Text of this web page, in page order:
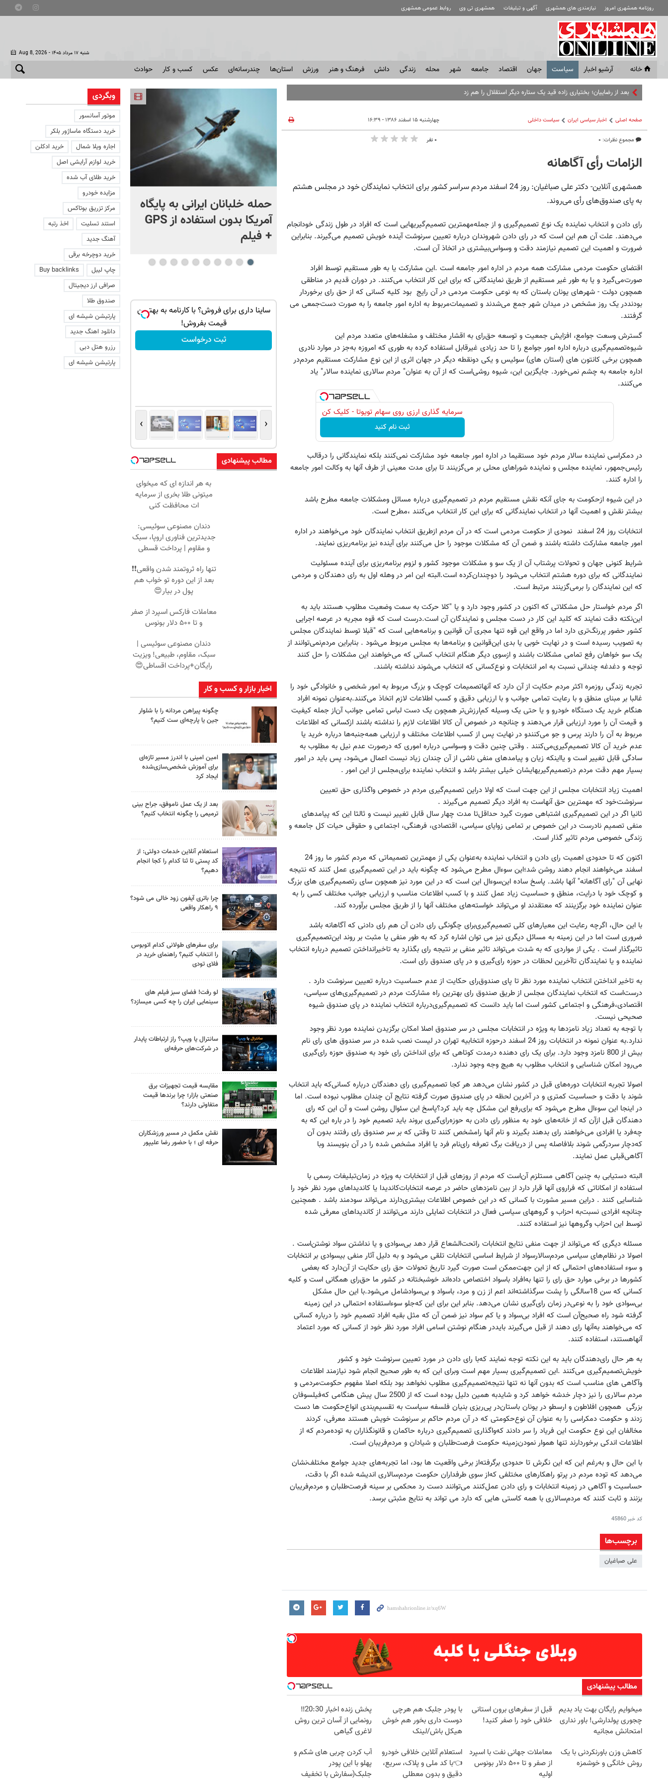
روزنامه همشهری امروز نیازمندی های همشهری آگهی و تبلیغات همشهری تی وی روابط عمومی همشهری
Aug 8, 2026 - شنبه ۱۷ مرداد ۱۴۰۵
خانه آرشیو اخبار سياست جهان اقتصاد جامعه شهر محله زندگی دانش فرهنگ و هنر ورزش استان‌ها چندرسانه‌ای عکس کسب و کار حوادث
بعد از رضاییان؛ بختیاری زاده قید یک ستاره دیگر استقلال را هم زد
صفحه اصلی اخبار سیاسی ایران سیاست داخلی
مجموع نظرات: ۰
چهارشنبه ۱۵ اسفند ۱۳۸۶ - ۱۶:۳۹
۰ نفر
الزامات رأی‌ آگاهانه‌
همشهری آنلاین- دکتر علی صباغیان: ‌روز 24 اسفند مردم‌ سراسر کشور برای‌ انتخاب نمایندگان‌ خود در مجلس‌ هشتم‌
به‌ پای‌ صندوق‌های‌ رأی می‌روند.
رای‌ دادن‌ و انتخاب نماینده‌ یک‌ نوع‌ تصمیم‌گیری‌ و از جمله‌مهمترین‌ تصمیم‌گیریهایی‌ است‌ که‌ افراد در طول‌ زندگی‌ خودانجام‌
می‌دهند. علت‌ آن‌ هم‌ این‌ است‌ که‌ در رای‌ دادن ‌شهروندان‌ درباره‌ تعیین‌ سرنوشت‌ آینده خویش‌ تصمیم‌ می‌گیرند. بنابراین‌
ضرورت‌ و اهمیت‌ این‌ تصمیم‌ نیازمند دقت‌ و وسواس‌بیشتری‌ در اتخاذ آن‌ است‌.
اقتضای‌ حکومت‌ مردمی‌ مشارکت‌ همه‌ مردم‌ در اداره‌ امور جامعه‌ است .این‌ مشارکت‌ یا به‌ طور مستقیم‌ توسط افراد
صورت‌می‌گیرد و یا به‌ طور غیر مستقیم‌ از طریق‌ نمایندگانی‌ که ‌برای‌ این‌ کار انتخاب می‌کنند. در دوران‌ قدیم‌ در مناطقی
‌همچون‌ دولت‌ - شهرهای‌ یونان‌ باستان‌ که‌ به‌ نوعی‌ حکومت‌ مردمی ‌در آن‌ رایج‌ بود کلیه‌ کسانی‌ که‌ از حق‌ رای‌ برخوردار
بودنددر یک‌ روز مشخص‌ در میدان‌ شهر جمع‌ می‌شدند و تصمیمات‌مربوط به‌ اداره‌ امور جامعه‌ را به‌ صورت‌ دست‌جمعی ‌می
‌گرفتند.
گسترش‌ وسعت‌ جوامع، افزایش‌ جمعیت و‌ توسعه‌ حق‌رای‌ به‌ اقشار مختلف‌ و مشغله‌های‌ متعدد مردم‌ این‌
شیوه‌تصمیم‌گیری‌ درباره‌ اداره‌ امور جوامع‌ را تا حد زیادی‌ غیرقابل‌ استفاده‌ کرده‌ به‌ طوری‌ که‌ امروزه‌ به‌جز در موارد نادری‌
همچون‌ برخی‌ کانتون های‌ (استان های‌) سوئیس‌ و یکی‌ دونقطه‌ دیگر در جهان‌ اثری‌ از این‌ نوع‌ مشارکت‌ مستقیم‌ مردم‌در
اداره‌ جامعه‌ به‌ چشم‌ نمی‌خورد. جایگزین‌ این، شیوه‌ روشی‌است‌ که‌ از آن‌ به‌ عنوان‌" مردم‌ سالاری‌ نماینده‌ سالار" یاد
می‌کنند.
سرمایه گذاری ارزی روی سهام تویوتا - کلیک کن
ثبت نام کنید
در دمکراسی‌ نماینده‌ سالار مردم‌ خود مستقیما در اداره ‌امور جامعه‌ خود مشارکت‌ نمی‌کنند بلکه‌ نمایندگانی‌ را درقالب
رئیس‌جمهور،‌ نماینده‌ مجلس‌ و نماینده‌ شوراهای‌ محلی ‌بر می‌گزینند تا برای‌ مدت‌ معینی‌ از طرف‌ آنها به‌ وکالت‌ امور جامعه‌
را اداره‌ کنند.
در این‌ شیوه‌ ازحکومت‌ به‌ جای ‌آنکه‌ نقش‌ مستقیم‌ مردم‌ در تصمیم‌گیری‌ درباره‌ مسائل‌ ومشکلات‌ جامعه‌ مطرح‌ باشد
بیشتر نقش‌ و اهمیت‌ آنها در انتخاب نمایندگانی‌ که‌ برای‌ این‌ کار انتخاب می‌کنند ،مطرح ا‌ست‌.
انتخابات‌ روز 24 اسفند نمودی‌ از حکومت‌ مردمی‌ است‌ که ‌در آن‌ مردم‌ ازطریق‌ انتخاب نمایندگان‌ خود می‌خواهند در اداره‌
امور جامعه‌ مشارکت‌ داشته‌ باشند و ضمن‌ آن‌ که‌ مشکلات ‌موجود را حل‌ می‌کنند برای‌ آینده‌ نیز برنامه‌ریزی‌ نمایند.
شرایط کنونی‌ جهان‌ و تحولات‌ پرشتاب آن‌ از یک‌ سو و مشکلات‌ موجود کشور و لزوم‌ برنامه‌ریزی‌ برای‌ آینده‌ مسئولیت‌
نمایندگانی‌ که‌ برای‌ دوره‌ هشتم‌ انتخاب می‌شود را دوچندان‌کرده‌ است‌.البته‌ این‌ امر در وهله‌ اول‌ به‌ رای‌ دهندگان‌ و مردمی‌
که‌ این‌ نمایندگان‌ را برمی‌گزینند مرتبط است‌.
اگر مردم‌ خواستار حل‌ مشکلاتی‌ که‌ اکنون‌ در کشور وجود دارد و یا "کلا حرکت‌ به‌ سمت‌ وضعیت‌ مطلوب هستند باید به‌
این‌نکته‌ دقت‌ نمایند که‌ کلید این‌ کار در دست‌ مجلس‌ و نمایندگان‌ آن‌ است‌.درست‌ است‌ که‌ قوه‌ مجریه‌ در عرصه‌ اجرایی‌
کشور حضور پررنگ‌تری‌ دارد اما در واقع‌ این‌ قوه‌ تنها مجری ‌آن‌ قوانین‌ و برنامه‌هایی‌ است‌ که‌ "قبلا توسط نمایندگان ‌مجلس‌
به‌ تصویب رسیده‌ است‌ و در نهایت‌ خوبی‌ یا بدی‌ این‌قوانین‌ و برنامه‌ها به‌ مجلس‌ مربوط می‌شود . بنابراین‌ مردم‌نمی‌توانند از
یک‌ سو خواهان‌ رفع‌ تمامی‌ مشکلات‌ باشند و ازسوی‌ دیگر هنگام‌ انتخاب کسانی‌ که‌ می‌خواهند این‌ مشکلات‌ را حل‌ کنند
توجه‌ و دغدغه‌ چندانی‌ نسبت‌ به‌ امر انتخابات‌ و نوع‌کسانی‌ که‌ انتخاب می‌شوند نداشته‌ باشند.
تجربه‌ زندگی‌ روزمره‌ اکثر مردم‌ حکایت‌ از آن‌ دارد که‌ آنهاتصمیمات‌ کوچک‌ و بزرگ‌ مربوط به‌ امور شخصی‌ و خانوادگی‌ خود را
غالبا بر مبنای‌ منطق‌ و با رعایت‌ تمامی‌ جوانب و با ارزیابی‌ دقیق‌ و کسب اطلاعات‌ لازم‌ اتخاذ می‌کنند.به‌عنوان‌ نمونه‌ افراد
هنگام‌ خرید یک‌ دستگاه‌ خودرو و یا حتی‌ یک‌ وسیله‌ کم‌ارزش‌تر همچون‌ یک‌ دست‌ لباس‌ تمامی‌ جوانب آن‌از جمله‌ کیفیت‌
و قیمت‌ آن‌ را مورد ارزیابی‌ قرار می‌دهند و چنانچه‌ در خصوص‌ آن‌ کالا اطلاعات‌ لازم‌ را نداشته‌ باشند ازکسانی‌ که‌ اطلاعات‌
مربوط به‌ آن‌ را دارند پرس‌ و جو می‌کنندو در نهایت‌ پس‌ از کسب اطلاعات‌ مختلف‌ و ارزیابی‌ همه‌جنبه‌ها درباره‌ خرید یا
عدم‌ خرید آن‌ کالا تصمیم‌گیری‌می‌کنند . وقتی‌ چنین‌ دقت‌ و وسواسی‌ درباره‌ اموری‌ که‌ درصورت‌ عدم‌ نیل‌ به‌ مطلوب به‌
سادگی‌ قابل‌ تغییر است‌ و یااینکه‌ زیان‌ و پیامدهای‌ منفی‌ ناشی‌ از آن‌ چندان‌ زیاد نیست ‌اعمال‌ می‌شود، پس‌ باید در امور
بسیار مهم‌ دقت‌ مردم‌ درتصمیم‌گیریهایشان‌ خیلی‌ بیشتر باشد و انتخاب نماینده‌ برای‌مجلس‌ از این‌ امور .
اهمیت‌ زیاد انتخابات‌ مجلس‌ از این‌ جهت‌ است‌ که‌ اولا دراین‌ تصمیم‌گیری‌ مردم‌ در خصوص‌ واگذاری‌ حق‌ تعیین‌
سرنوشت‌خود که‌ مهمترین‌ حق‌ آنهاست‌ به‌ افراد دیگر تصمیم‌ می‌گیرند .
ثانیا اگر در این‌ تصمیم‌گیری‌ اشتباهی‌ صورت‌ گیرد حداقل‌تا مدت‌ چهار سال‌ قابل‌ تغییر نیست‌ و ثالثا این‌ که ‌پیامدهای‌
منفی‌ تصمیم‌ نادرست‌ در این‌ خصوص‌ بر تمامی‌ زوایای‌ سیاسی‌، اقتصادی، فرهنگی‌، اجتماعی و‌ حقوقی‌ حیات‌ کل‌ جامعه‌ و
زندگی‌ خصوصی‌ مردم‌ تاثیر گذار است‌.
اکنون‌ که‌ تا حدودی‌ اهمیت‌ رای‌ دادن‌ و انتخاب نماینده‌ به‌عنوان‌ یکی‌ از مهمترین‌ تصمیماتی‌ که‌ مردم‌ کشور ما روز 24
اسفند می‌خواهند انجام‌ دهند روشن‌ شد؛این‌ سوءال‌ مطرح ‌می‌شود که‌ چگونه‌ باید در این‌ تصمیم‌گیری‌ عمل‌ کنند که‌ نتیجه‌
نهایی‌ آن‌ "رای‌ آگاهانه‌" آنها باشد. پاسخ‌ ساده‌ این‌سوءال‌ این‌ است‌ که‌ در این‌ مورد نیز همچون‌ سای رتصمیم‌گیری های‌ بزرگ‌
و کوچک‌ خود با درایت،‌ منطق‌ و حساسیت‌ زیاد عمل‌ کنند و با کسب اطلاعات‌ مناسب و ارزیابی‌ جوانب مختلف‌ کسی‌ را به‌
عنوان‌ نماینده‌ خود برگزینند که‌ معتقدند او می‌تواند خواسته‌های‌ مختلف‌ آنها را از طریق‌ مجلس ‌برآورده‌ کند.
با این‌ حال،‌ اگرچه‌ رعایت‌ این‌ معیارهای‌ کلی‌ تصمیم‌گیری‌برای‌ چگونگی‌ رای‌ دادن‌ آن‌ هم‌ رای‌ دادنی‌ که‌ آگاهانه‌ باشد
ضروری‌ است‌ اما در این‌ زمینه‌ به‌ مسائل‌ دیگری‌ نیز می ‌توان ‌اشاره‌ کرد که‌ به‌ طور منفی‌ یا مثبت‌ بر روند این‌تصمیم‌گیری‌
تاثیرگذار است . یکی‌ از مواردی‌ که‌ به‌ شدت ‌می‌تواند تاثیر منفی‌ بر نتیجه‌ رای‌ بگذارد به‌ تاخیرانداختن‌ تصمیم‌ درباره‌ انتخاب
نماینده‌ و یا نمایندگان‌ تاآخرین‌ لحظات‌ در حوزه‌ رای‌گیری‌ و در پای‌ صندوق‌ رای‌ است‌.
به‌ تاخیر انداختن‌ انتخاب نماینده‌ مورد نظر تا پای‌ صندوق‌رای‌ حکایت‌ از عدم‌ حساسیت‌ درباره‌ تعیین‌ سرنوشت‌ دارد .
درست‌است‌ که‌ انتخاب نمایندگان‌ مجلس‌ از طریق‌ صندوق‌ رای‌ بهترین ‌راه‌ مشارکت‌ مردم‌ در تصمیم‌گیری‌های‌ سیاسی،
اقتصادی،‌فرهنگی‌ و اجتماعی‌ کشور است‌ اما باید دانست‌ که‌ تصمیم‌گیری‌درباره‌ انتخاب نماینده‌ در پای‌ صندوق‌ شیوه‌
صحیحی‌ نیست‌.
با توجه‌ به‌ تعداد زیاد نامزدها به‌ ویژه‌ در انتخابات ‌مجلس‌ در سر صندوق‌ اصلا امکان‌ برگزیدن‌ نماینده‌ مورد نظر وجود
ندارد.به‌ عنوان‌ نمونه‌ در انتخابات‌ روز 24 اسفند درحوزه‌ انتخابیه‌ تهران‌ در لیست‌ نصب شده‌ در سر صندوق های‌ رای‌ نام‌
بیش‌ از 800 نامزد وجود دارد. برای‌ یک‌ رای‌ دهنده‌ درمدت‌ کوتاهی‌ که‌ برای‌ انداختن‌ رای‌ خود به‌ صندوق‌ حوزه‌ رای‌گیری‌
می‌رود امکان‌ شناسایی‌ و انتخاب مطلوب به‌ هیچ‌ وجه ‌وجود ندارد.
اصولا تجربه‌ انتخابات‌ دوره‌های‌ قبل‌ در کشور نشان‌ می‌دهد هر کجا تصمیم‌گیری‌ رای‌ دهندگان‌ درباره‌ کسانی‌که‌ باید انتخاب
شوند با دقت‌ و حساسیت‌ کمتری‌ و در آخرین ‌لحظه‌ در پای‌ صندوق‌ صورت‌ گرفته‌ نتایج‌ آن‌ چندان‌ مطلوب نبوده‌ است. اما
در اینجا این‌ سوءال‌ مطرح‌ می‌شود که‌ برای‌رفع‌ این‌ مشکل‌ چه‌ باید کرد؟پاسخ‌ این‌ سئوال‌ روشن‌ است‌ و آن‌ این‌ که‌ رای‌
دهندگان‌ قبل‌ ازآن‌ که‌ از خانه‌های‌ خود به‌ منظور رای‌ دادن‌ به‌ حوزه‌رای‌گیری‌ بروند باید تصمیم‌ خود را در باره‌ این‌ که‌ به‌
چه‌فرد یا افرادی‌ می‌خواهند رای‌ بدهند بگیرند و نام‌ آنها رامشخص‌ کنند تا وقتی‌ که‌ بر سر صندوق‌ رای‌ رفتند بدون‌ آن‌
که‌دچار سردرگمی‌ شوند بلافاصله‌ پس‌ از دریافت‌ برگ‌ تعرفه‌ رای‌نام‌ فرد یا افراد مشخص‌ شده‌ را در آن‌ بنویسند وبا
آگاهی‌قبلی‌ عمل‌ نمایند.
البته‌ دستیابی‌ به‌ چنین‌ آگاهی‌ مستلزم‌ آن‌است‌ که‌ مردم‌ از روزهای‌ قبل‌ از انتخابات‌ به‌ ویژه‌ در زمان‌تبلیغات‌ رسمی‌ با
استفاده‌ از امکاناتی‌ که‌ فراروی‌ آنها قرار دارد از بین‌ نامزدهای‌ حاضر در عرصه‌ انتخابات‌کاندیدا یا کاندیداهای‌ مورد نظر خود را
شناسایی‌ کنند . دراین‌ مسیر مشورت‌ با کسانی‌ که‌ در این‌ خصوص‌ اطلاعات‌ بیشتری‌دارند می‌تواند سودمند باشد . همچنین‌
چنانچه‌ افرادی‌ نسبت‌به‌ احزاب و گروههای‌ سیاسی‌ فعال‌ در انتخابات‌ تمایلی‌ دارند می‌توانند از کاندیداهای‌ معرفی‌ شده‌
توسط این‌ احزاب وگروهها نیز استفاده‌ کنند.
مسئله‌ دیگری‌ که‌ می‌تواند از جهت‌ منفی‌ نتایج‌ انتخابات‌ راتحت‌الشعاع‌ قرار دهد بی‌سوادی‌ و یا نداشتن‌ سواد نوشتن‌است‌ .
اصولا در نظام‌های‌ سیاسی‌ مردم‌سالارسواد از شرایط اساسی‌ انتخابات‌ تلقی‌ می‌شود و به‌ دلیل‌ آثار منفی‌ بیسوادی ‌بر انتخابات‌
و سوء استفاده‌های‌ احتمالی‌ که‌ از این‌ جهت‌ممکن‌ است‌ صورت‌ گیرد تاریخ‌ تحولات‌ حق‌ رای‌ حکایت‌ از آن‌دارد که‌ بعضی‌
کشورها در برخی‌ موارد حق‌ رای‌ را تنها به‌افراد باسواد اختصاص‌ ‌داده‌اند خوشبختانه در کشور ما حق‌رای‌ همگانی‌ است‌ و کلیه‌
کسانی‌ که‌ سن‌ 18سالگی‌ را پشت‌ سرگذاشته‌اند اعم‌ از زن‌ و مرد، باسواد و بی‌سوادشامل‌ می‌شود.با این‌ حال‌ مشکل‌
بی‌سوادی‌ خود را به‌ نوعی‌در زمان‌ رای‌گیری‌ نشان‌ می‌دهد. بنابر این‌ برای‌ این‌ که‌جلو سوءاستفاده‌ احتمالی‌ در این‌ زمینه‌
گرفته‌ شود راه‌ صحیح‌آن‌ است‌ که‌ افراد بی‌سواد و یا کم‌ سواد نیز ضمن‌ آن‌ که‌ مثل ‌بقیه‌ افراد تصمیم‌ خود را درباره‌ کسانی‌
که‌ می‌خواهند به‌آنها رای‌ دهند از قبل‌ می‌گیرند بایددر هنگام‌ نوشتن‌ اسامی‌ افراد مورد نظر خود از کسانی‌ که‌ مورد اعتماد
آنهاهستند، استفاده‌ کنند.
به‌ هر حال‌ رای‌دهندگان‌ باید به‌ این‌ نکته‌ توجه‌ نمایند که‌با رای‌ دادن‌ در مورد تعیین‌ سرنوشت‌ خود و کشور
خویش‌تصمیم‌گیری‌ می‌کنند .این‌ تصمیم‌گیری‌ بسیار مهم‌ است‌ وبرای‌ این‌ که‌ به‌ طور صحیح‌ انجام‌ شود نیازمند اطلاعات‌
وآگاهی های‌ مناسب است‌ که‌ بدون‌ آنها نه‌ تنها نتیجه‌تصمیم‌گیری‌ مطلوب نخواهد بود بلکه‌ اصلا مفهوم‌ حکومت‌مردمی‌ و
مردم‌ سالاری‌ را نیز دچار خدشه‌ خواهد کرد و شایدبه‌ همین‌ دلیل‌ بوده‌ است‌ که‌ از 2500 سال‌ پیش‌ هنگامی‌ که‌فیلسوفان‌
بزرگی‌ همچون‌ افلاطون‌ و ارسطو در یونان‌ باستان‌در پی‌ریزی‌ بنیان‌ فلسفه‌ سیاست‌ به‌ تقسیم‌بندی‌ انواع‌حکومت ها دست‌
زدند و حکومت‌ دمکراسی‌ را به‌ عنوان‌ آن‌ نوع‌حکومتی‌ که‌ در آن‌ مردم‌ حاکم‌ بر سرنوشت‌ خویش‌ هستند معرفی‌، کردند
مخالفان‌ این‌ نوع‌ حکومت‌ این‌ فریاد را سر دادند که‌واگذاری‌ تصمیم‌گیری‌ درباره‌ حاکمان‌ و قانونگذاران‌ به‌ توده‌مردم‌ که‌ از
اطلاعات‌ اندکی‌ برخوردارند تنها هموار نمودن‌زمینه‌ حکومت‌ فرصت‌طلبان‌ و شیادان‌ و مردم‌فریبان‌ است‌.
با این‌ حال‌ و به‌رغم‌ این‌ که‌ این‌ نگرش‌ تا حدودی‌ برگرفته‌از برخی‌ واقعیت ها بود، اما تجربه‌های‌ جدید جوامع‌ مختلف‌نشان‌
می‌دهد که‌ توده‌ مردم‌ در پرتو راهکارهای‌ مختلفی‌ که‌از سوی‌ طرفداران‌ حکومت‌ مردم‌سالاری‌ اندیشه‌ شده‌ اگر با دقت،‌
حساسیت‌ و آگاهی‌ در زمینه‌ انتخابات‌ و رای‌ دادن‌ عمل‌کنند می‌توانند دست‌ رد محکمی‌ بر سینه‌ فرصت‌طلبان‌ و مردم‌فریبان‌
بزنند و ثابت‌ کنند که‌ مردم‌سالاری‌ با همه‌ کاستی هایی که دارد می تواند به نتایج مثبتی برسد.
کد خبر45860
برچسب‌ها
علی صباغیان
مطالب پیشنهادی
میخوایم رایگان بهت یاد بدیم
چجوری پولدارشی! باور نداری
امتحانش مجانیه
قبل از سفرهای برون استانی
خلافی خود را صفر کنید!
با پودر جلبک هم هرچی
دوست داری بخور هم خوش
هیکل باش/لینک
پخش زنده اخبار 20:30‼️
رونمایی از آسان ترین روش
لاغری گیاهی
کاهش وزن باورنکردنی با یک
روش خانگی و خوشمزه
معاملات جهانی نفت با اسپرد
از صفر و تا ۵۰۰ دلار بونوس
اولیه
استعلام آنلاین خلافی خودرو
👈با کد ملی و پلاک، سریع،
دقیق و بدون معطلی
آب کردن چربی های شکم و
پهلو با این پودر
جلبک(سفارش با تخفیف
عربستان + فیلم
حمله خلبانان ایرانی به پایگاه
آمریکا بدون استفاده از GPS
+ فیلم
پاسخ مورخ آمریکایی به
سلطنت طلب
جمع بازاریابان بیمه سامان بپیوندید و
درآمد بالا کسب کنید
تکمیل فرم
جای این پک تقویت موی جلبک توی حمومت
خرید محصول
فرصت ویژه‼️ استخدام بیمه سامان با حقوق
تکمیل فرم
ساینا داری برای فروش؟ با کارنامه به بهترین
قیمت بفروش!
ثبت درخواست
‹
›
مطالب پیشنهادی
به هر اندازه ای که میخوای
میتونی طلا بخری از سرمایه
ات محافظت کنی
دندان مصنوعی سوئیسی:
جدیدترین فناوری اروپا، سبک
و مقاوم | پرداخت قسطی
تنها راه ثروتمند شدن واقعی❗❗
بعد از این دوره تو خواب هم
پول در بیار😍
معاملات فارکس اسپرد از صفر
و تا ۵۰۰ دلار بونوس
دندان مصنوعی سوئیسی |
سبک، مقاوم، طبیعی! ویزیت
رایگان+پرداخت اقساطی😍
اخبار بازار و کسب و کار
چگونه پیراهن مردانه را با شلوار
جین یا پارچه‌ای ست کنیم؟
امین امینی با اندرز مسیر تازه‌ای
برای آموزش شخصی‌سازی‌شده
ایجاد کرد
بعد از یک عمل ناموفق، جراح بینی
ترمیمی را چگونه انتخاب کنیم؟
استعلام آنلاین خدمات دولتی: از
کد پستی تا ثنا کدام را کجا انجام
دهیم؟
چرا باتری آیفون زود خالی می شود؟
۹ راهکار واقعی
برای سفرهای طولانی کدام اتوبوس
را انتخاب کنیم؟ راهنمای خرید در
فلای تودی
لو رفت! فضای سبز فیلم های
سینمایی ایران را چه کسی میسازد؟
سانترال یا ویپ؟ راز ارتباطات پایدار
در شرکت‌های حرفه‌ای
مقایسه قیمت تجهیزات برق
صنعتی بازار؛ چرا برندها قیمت
متفاوتی دارند؟
نقش مکمل در مسیر ورزشکاران
حرفه ای ؛ با حضور رضا علیپور
وبگردی
موتور آسانسور
خرید دستگاه ماساژور بلکر
اجاره ویلا شمال
خرید ادکلن
خرید لوازم آرایشی اصل
خرید طلای آب شده
مزایده خودرو
مرکز تزریق بوتاکس
استند تسلیت
اخذ رتبه
آهنگ جدید
خرید دوچرخه برقی
چاپ لیبل
Buy backlinks
صرافی ارز دیجیتال
صندوق طلا
پارتیشن شیشه ای
دانلود اهنگ جدید
رزرو هتل دبی
پارتیشن شیشه ای